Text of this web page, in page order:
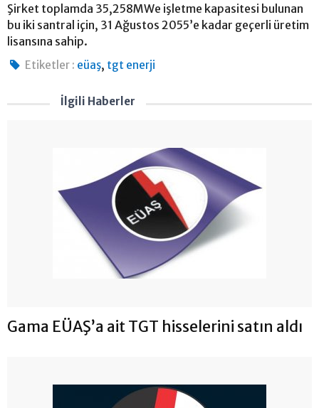
Şirket toplamda 35,258MWe işletme kapasitesi bulunan
bu iki santral için, 31 Ağustos 2055’e kadar geçerli üretim
lisansına sahip.
Etiketler : eüaş, tgt enerji
İlgili Haberler
Gama EÜAŞ’a ait TGT hisselerini satın aldı